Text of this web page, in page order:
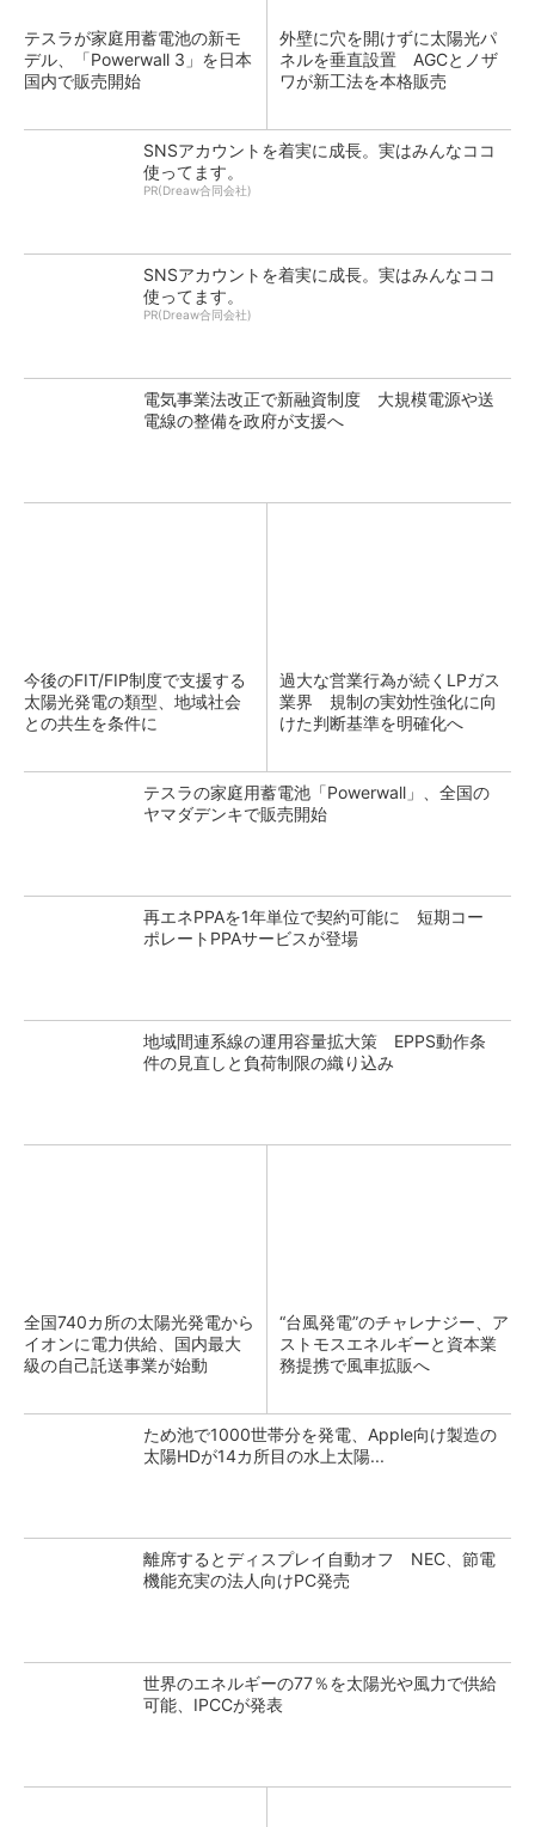
テスラが家庭用蓄電池の新モ
デル、「Powerwall 3」を日本
国内で販売開始
外壁に穴を開けずに太陽光パ
ネルを垂直設置 AGCとノザ
ワが新工法を本格販売
SNSアカウントを着実に成長。実はみんなココ
使ってます。
PR(Dreaw合同会社)
SNSアカウントを着実に成長。実はみんなココ
使ってます。
PR(Dreaw合同会社)
電気事業法改正で新融資制度 大規模電源や送
電線の整備を政府が支援へ
今後のFIT/FIP制度で支援する
太陽光発電の類型、地域社会
との共生を条件に
過大な営業行為が続くLPガス
業界 規制の実効性強化に向
けた判断基準を明確化へ
テスラの家庭用蓄電池「Powerwall」、全国の
ヤマダデンキで販売開始
再エネPPAを1年単位で契約可能に 短期コー
ポレートPPAサービスが登場
地域間連系線の運用容量拡大策 EPPS動作条
件の見直しと負荷制限の織り込み
全国740カ所の太陽光発電から
イオンに電力供給、国内最大
級の自己託送事業が始動
“台風発電”のチャレナジー、ア
ストモスエネルギーと資本業
務提携で風車拡販へ
ため池で1000世帯分を発電、Apple向け製造の
太陽HDが14カ所目の水上太陽...
離席するとディスプレイ自動オフ NEC、節電
機能充実の法人向けPC発売
世界のエネルギーの77％を太陽光や風力で供給
可能、IPCCが発表